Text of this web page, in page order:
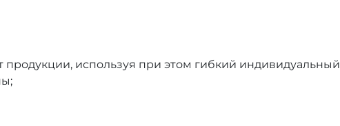
используя при этом гибкий